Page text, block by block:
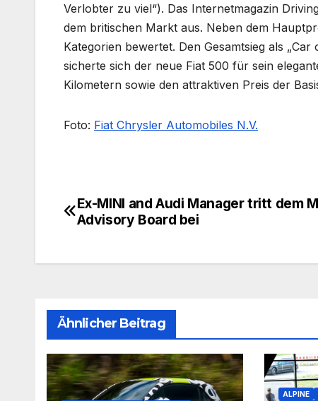
Verlobter zu viel“). Das Internetmagazin
dem britischen Markt aus. Neben dem
Kategorien bewertet. Den Gesamtsieg als
sicherte sich der neue Fiat 500 für sein
Kilometern sowie den attraktiven Preis der
Foto: Fiat Chrysler Automobiles N.V.
Beitragsnavigation
Ex-MINI and Audi Manager tritt dem
Advisory Board bei
Ähnlicher Beitrag
ALPINE